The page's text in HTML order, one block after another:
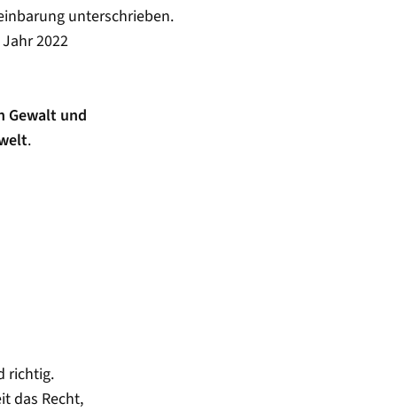
unterschrieben.
2022
Gewalt und
.
richtig.
das Recht,